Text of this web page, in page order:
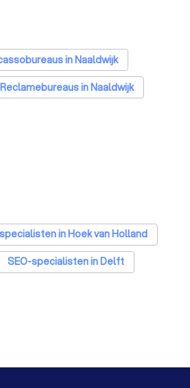
in Naaldwijk
Reclamebureaus in Naaldwijk
in Hoek van Holland
SEO-specialisten in Delft
specialisten in Zoetermeer